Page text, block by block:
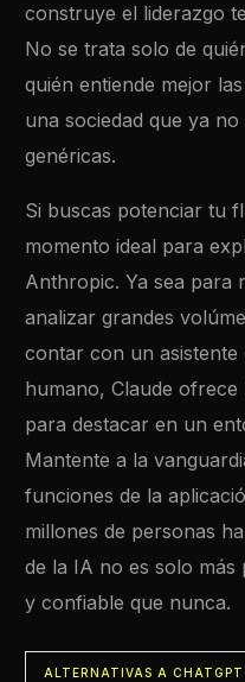
construye el liderazgo
No se trata solo de
quién entiende mejor
una sociedad que ya
genéricas.
Si buscas potenciar tu
momento ideal para
Anthropic. Ya sea para
analizar grandes
contar con un asistente
humano, Claude ofrece
para destacar en un
Mantente a la
funciones de la
millones de personas
de la IA no es solo más
y confiable que nunca.
ALTERNATIVAS A CHATGPT